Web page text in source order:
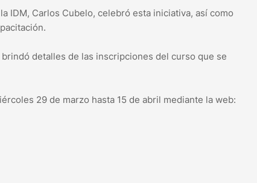
IDM, Carlos Cubelo, celebró esta iniciativa, así como
detalles de las inscripciones del curso que se
29 de marzo hasta 15 de abril mediante la web: